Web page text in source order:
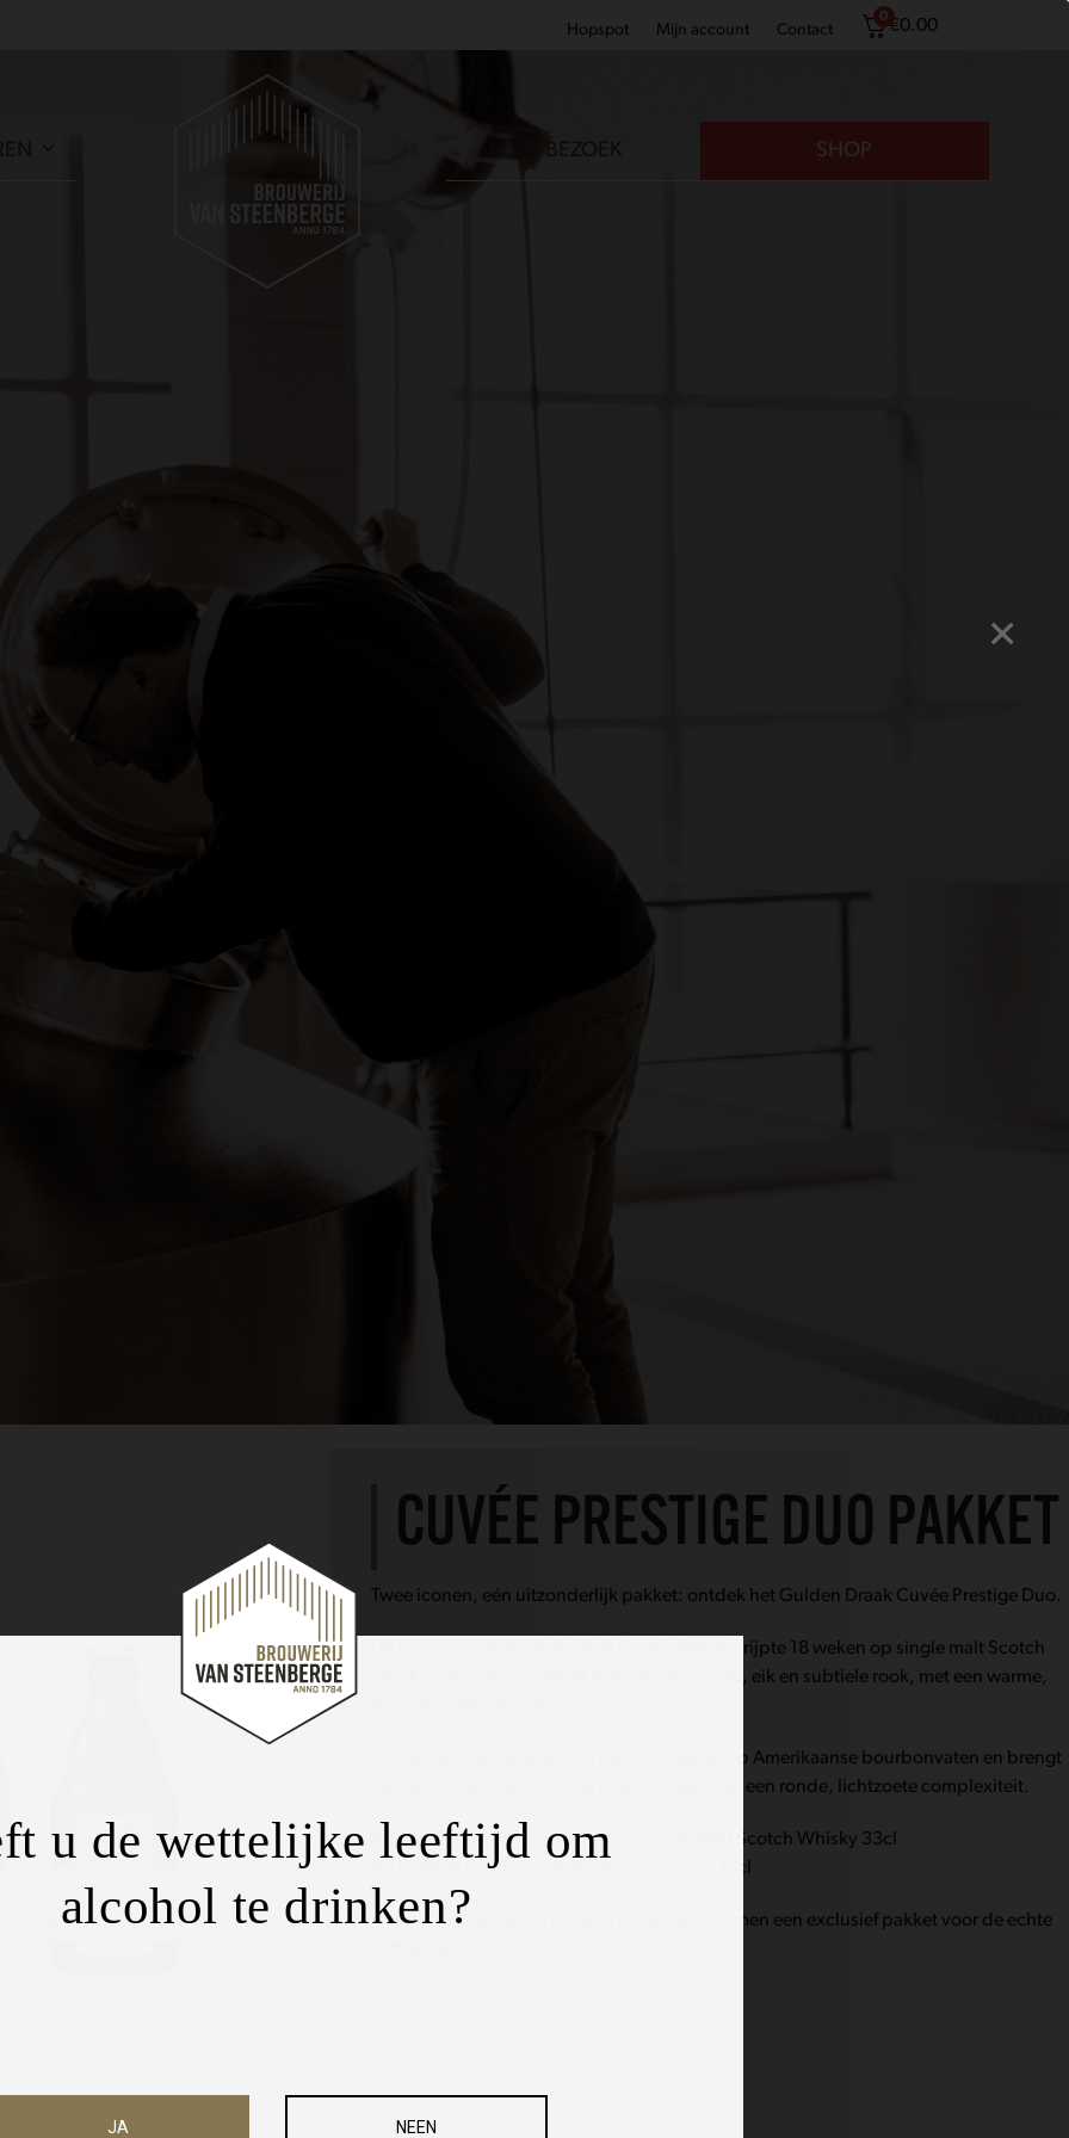
Hopspot Mijn account Contact
0€0.00
PLAN BEZOEK SHOP
CUVÉE PRESTIGE DUO PAKKET
Twee iconen, eén uitzonderlijk pakket: ontdek het Gulden Draak Cuvée Prestige Duo.
De Cuvée Prestige Single Malt Scotch Whisky rijpte 18 weken op single malt Scotch
whiskyvaten en ontwikkelt toetsen van vanille, eik en subtiele rook, met een warme,
De Cuvée Prestige Bourbon rijpte 24 weken op Amerikaanse bourbonvaten en brengt
zachte vanilletonen, warme houtinvloeden en een ronde, lichtzoete complexiteit.
4 x Gulden Draak Cuvée Prestige Single Malt Scotch Whisky 33cl
4 x Gulden Draak Cuvée Prestige Bourbon 33cl
Inclusief een exclusief Gulden Draak-glas. Samen een exclusief pakket voor de echte
u de wettelijke leeftijd om
alcohol te drinken?
NEEN
JA